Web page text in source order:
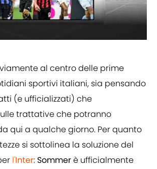
al centro delle prime
sportivi italiani, sia pensando
(e ufficializzati) che
trattative che potranno
qui a qualche giorno. Per quanto
si sottolinea la soluzione del
l'Inter: Sommerè ufficialmente